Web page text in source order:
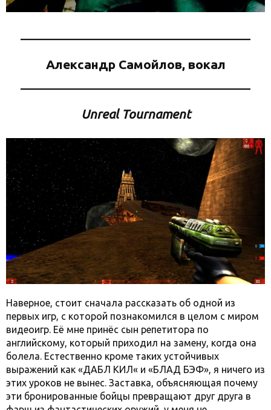
Александр Самойлов, вокал
Unreal Tournament
Наверное, стоит сначала рассказать об одной из
первых игр, с которой познакомился в целом с миром
видеоигр. Её мне принёс сын репетитора по
английскому, который приходил на замену, когда она
болела. Естественно кроме таких устойчивых
выражений как «ДАБЛ КИЛ« и «БЛАД БЭФ», я ничего из
этих уроков не вынес. Заставка, объясняющая почему
эти бронированные бойцы превращают друг друга в